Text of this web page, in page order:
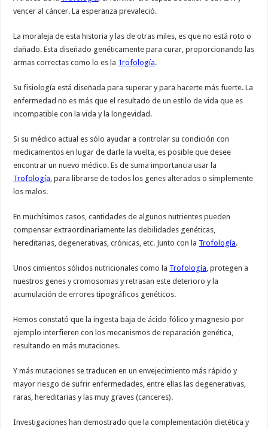
vencer al cáncer. La esperanza prevaleció.
La moraleja de esta historia y las de otras miles, es que no está roto o
dañado. Esta diseñado genéticamente para curar, proporcionando las
armas correctas como lo es la Trofología.
Su fisiología está diseñada para superar y para hacerte más fuerte. La
enfermedad no es más que el resultado de un estilo de vida que es
incompatible con la vida y la longevidad.
Si su médico actual es sólo ayudar a controlar su condición con
medicamentos en lugar de darle la vuelta, es posible que desee
encontrar un nuevo médico. Es de suma importancia usar la
Trofología, para librarse de todos los genes alterados o simplemente
los malos.
En muchísimos casos, cantidades de algunos nutrientes pueden
compensar extraordinariamente las debilidades genéticas,
hereditarias, degenerativas, crónicas, etc. Junto con la Trofología.
Unos cimientos sólidos nutricionales como la Trofología, protegen a
nuestros genes y cromosomas y retrasan este deterioro y la
acumulación de errores tipográficos genéticos.
Hemos constató que la ingesta baja de ácido fólico y magnesio por
ejemplo interfieren con los mecanismos de reparación genética,
resultando en más mutaciones.
Y más mutaciones se traducen en un envejecimiento más rápido y
mayor riesgo de sufrir enfermedades, entre ellas las degenerativas,
raras, hereditarias y las muy graves (canceres).
Investigaciones han demostrado que la complementación dietética y